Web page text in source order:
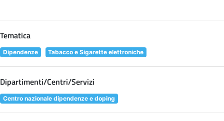
Tematica
Dipendenze Tabacco e Sigarette elettroniche
Dipartimenti/Centri/Servizi
Centro nazionale dipendenze e doping